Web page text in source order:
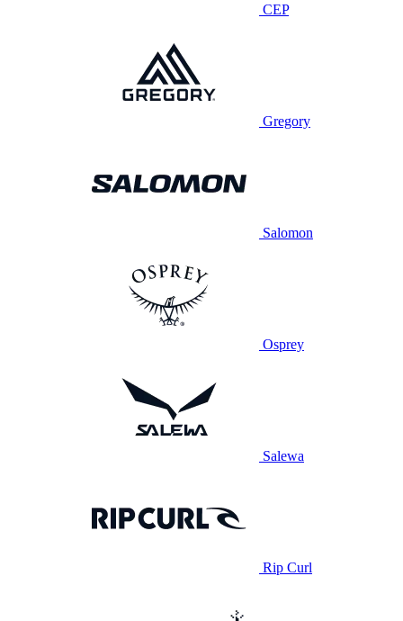
CEP
Gregory
Salomon
Osprey
Salewa
Rip Curl